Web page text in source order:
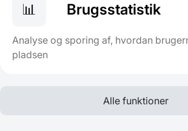
📊 Brugsstatistik
Analyse og sporing af, hvordan
pladsen
Alle funktioner